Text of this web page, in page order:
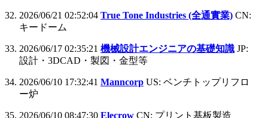
2026/06/21 02:52:04 True Tone Industries (全通實業) CN:
キードーム
2026/06/17 02:35:21 機械設計エンジニアの基礎知識 JP:
設計・3DCAD・製図・金型等
2026/06/10 17:32:41 Manncorp US: ベンチトップリフロ
ー炉
2026/06/10 08:47:30 Elecrow CN: プリント基板製造